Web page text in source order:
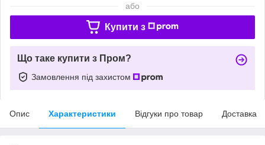
або
Купити з
Що таке купити з Пром?
Замовлення під захистом
Опис Характеристики Відгуки про товар Доставка